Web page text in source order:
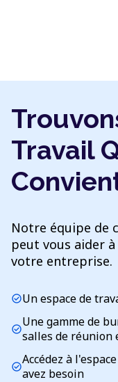
Travail
Notre équipe de
peut vous aider
votre entreprise.
check_circleUn espace de
check_circleUne gamme de
salles de réunion
check_circleAccédez à
avez besoin